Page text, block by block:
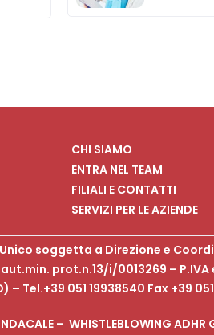
CHI SIAMO
ENTRA NEL TEAM
FILIALI E CONTATTI
SERVIZI PER LE AZIENDE
soggetta a Direzione e
prot.n.13/i/0013269 – P.IVA
Tel.+39 051 19938540 Fax +39
– WHISTLEBLOWING ADHR